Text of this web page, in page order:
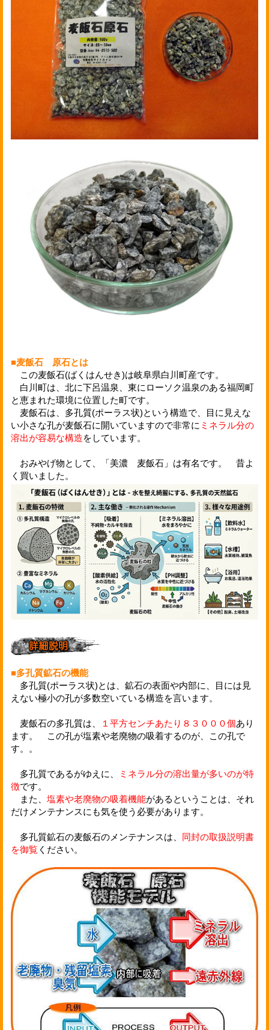
■麦飯石 原石とは
この麦飯石(ばくはんせき)は岐阜県白川町産です。
白川町は、北に下呂温泉、東にローソク温泉のある福岡町
と恵まれた環境に位置した町です。
麦飯石は、多孔質(ポーラス状)という構造で、目に見えな
い小さな孔が麦飯石に開いていますので非常に ミネラル分の
溶出が容易な構造をしています。
おみやげ物として、「美濃 麦飯石」は有名です。 昔よ
く買いました。
■多孔質鉱石の機能
多孔質(ポーラス状)とは、鉱石の表面や内部に、目には見
えない極小の孔が多数空いている構造を言います。
麦飯石の多孔質は、 １平方センチあたり８３０００個あり
ます。 この孔が塩素や老廃物の吸着するのが、この孔で
す。。
多孔質であるがゆえに、
ミネラル分の溶出量が多いのが特
徴です。
また、 塩素や老廃物の吸着機能があるということは、それ
だけメンテナンスにも気を使う必要があります。
多孔質鉱石の麦飯石のメンテナンスは、 同封の取扱説明書
を御覧 ください。